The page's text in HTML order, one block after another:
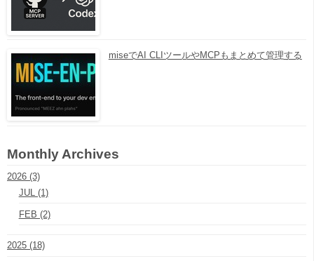
miseでAI CLIツールやMCPもまとめて管理する
Monthly Archives
2026 (3)
JUL (1)
FEB (2)
2025 (18)